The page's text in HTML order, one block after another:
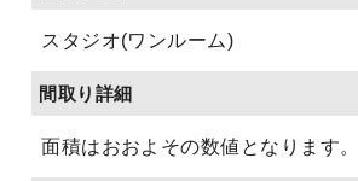
スタジオ(ワンルーム)
間取り詳細
面積はおおよその数値となります。